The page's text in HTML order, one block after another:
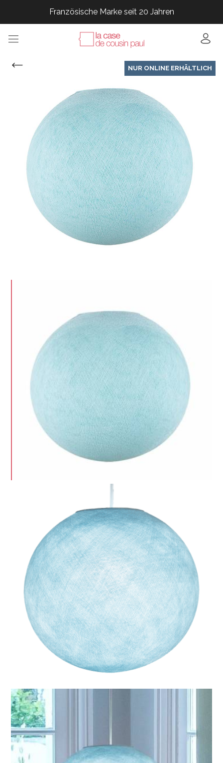
Französische Marke seit 20 Jahren
Französische Marke seit 20 Jahren
Französische Marke seit 20 Jahren
NUR ONLINE ERHÄLTLICH